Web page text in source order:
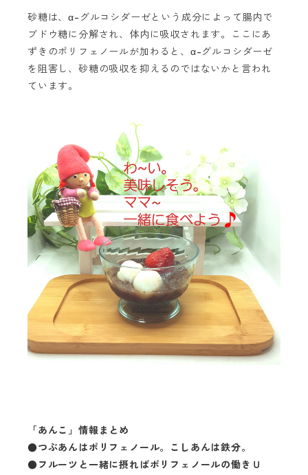
砂糖は、α- グルコシダーゼという成分によって腸内で
ブドウ糖に分解され、体内に吸収されます。ここにあ
ずきのポリフェノールが加わると、 α-グルコシダーゼ
を阻害し、砂糖の吸収を抑えるのではないかと言われ
ています。
「あんこ」情報まとめ
●つぶあんはポリフェノール。こしあんは鉄分。
●フルーツと一緒に摂ればポリフェノールの働きＵ